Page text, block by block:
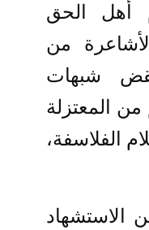
أهل الحق
من
شبهات
المعتزلة
الفلاسفة،
الاستشهاد